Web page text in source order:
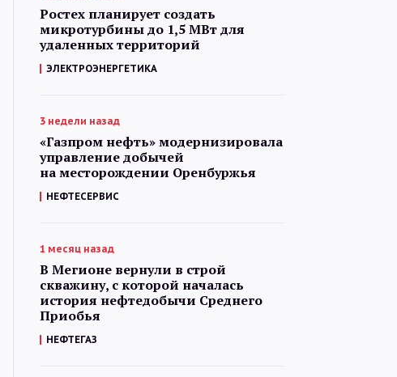
Ростех планирует создать
микротурбины до 1,5 МВт для
удаленных территорий
ЭЛЕКТРОЭНЕРГЕТИКА
3 недели назад
«Газпром нефть» модернизировала
управление добычей
на месторождении Оренбуржья
НЕФТЕСЕРВИС
1 месяц назад
В Мегионе вернули в строй
скважину, с которой началась
история нефтедобычи Среднего
Приобья
НЕФТЕГАЗ